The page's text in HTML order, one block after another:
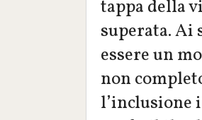
tappa della
superata. Ai
essere un
non
l’inclusione